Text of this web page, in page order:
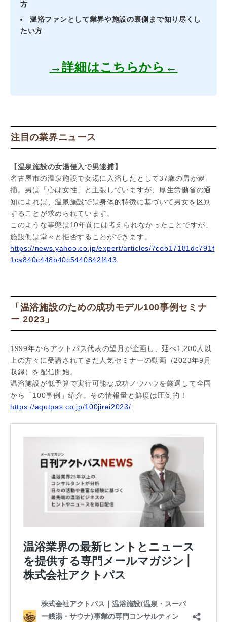
方
温浴ファンとして業界や施設の裏側まで知り尽くし
たい方
→詳細はこちらから←
注目の業界ニュース
【温泉施設の女湯侵入で男逮捕】
名古屋市の温泉施設で女湯に入浴したとして37歳の男が逮
捕。男は「心は女性」と主張していますが、厚生労働省の通
知によれば、温泉施設では身体的特徴に基づいて男女を区別
することが求められています。
このような事態は10年前には考えられなかったことですが、
施設側は堂々と拒否することができます。
https://news.yahoo.co.jp/expert/articles/7ceb17181dc791f
1ca840c448b40c5440842f443
「温浴施設のための成功モデル100事例セミナ
ー 2023」
1999年からアクトパス代表の望月が企画し、延べ1,200人以
上の方々に受講されてきた人気セミナーの動画（2023年9月
収録）を配信開始。
温浴施設が低予算で実行可能な成功ノウハウを厳選して全国
から「100事例」紹介。その情報量と鮮度は圧倒的！
https://aqutpas.co.jp/100jirei2023/